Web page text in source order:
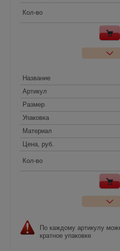
Кол-во
Название
Артикул
Размер
Упаковка
Материал
Цена, руб.
Кол-во
По каждому артикулу
кратное упаковке